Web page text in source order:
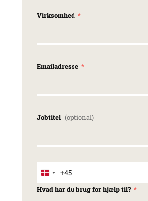
Virksomhed
Emailadresse
Jobtitel
Denmark +45
+45
Hvad har du brug for hjælp til?